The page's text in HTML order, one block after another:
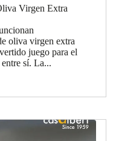
Virgen Extra
oliva virgen extra
juego para el
sí. La...